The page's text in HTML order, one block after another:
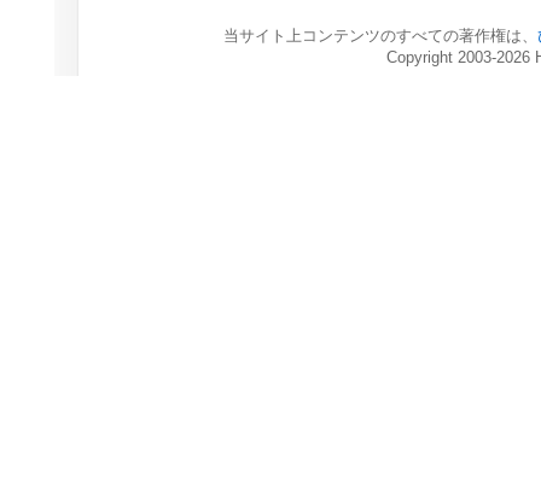
当サイト上コンテンツのすべての著作権は、
Copyright 2003-2026